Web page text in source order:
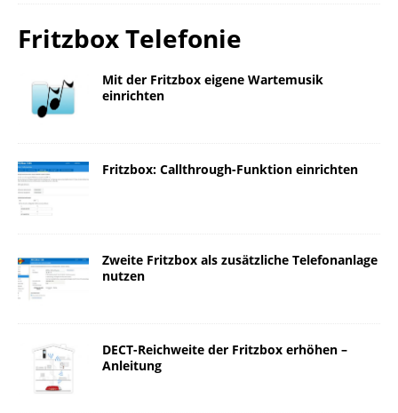
Fritzbox Telefonie
Mit der Fritzbox eigene Wartemusik
einrichten
Fritzbox: Callthrough-Funktion einrichten
Zweite Fritzbox als zusätzliche Telefonanlage
nutzen
DECT-Reichweite der Fritzbox erhöhen –
Anleitung